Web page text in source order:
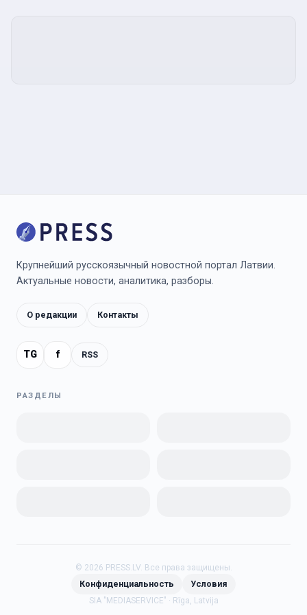
Крупнейший русскоязычный новостной портал Латвии.
Актуальные новости, аналитика, разборы.
О редакции Контакты
TG f RSS
РАЗДЕЛЫ
© 2026 PRESS.LV. Все права защищены.
Конфиденциальность Условия
SIA "MEDIASERVICE" · Rīga, Latvija